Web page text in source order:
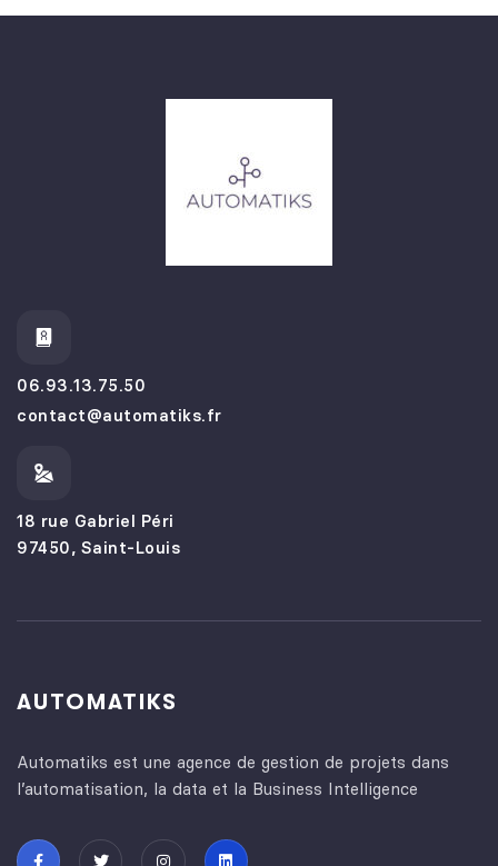
06.93.13.75.50
contact@automatiks.fr
18 rue Gabriel Péri
97450, Saint-Louis
AUTOMATIKS
Automatiks est une agence de gestion de projets dans
l’automatisation, la data et la Business Intelligence